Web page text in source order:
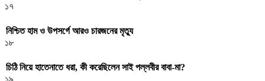
১৭
নিশ্চিত হাম ও উপসর্গে আরও চারজনের মৃত্যু
১৮
চিঠি নিয়ে হাতেনাতে ধরা, কী করেছিলেন সাই পল্লবীর বাবা-মা?